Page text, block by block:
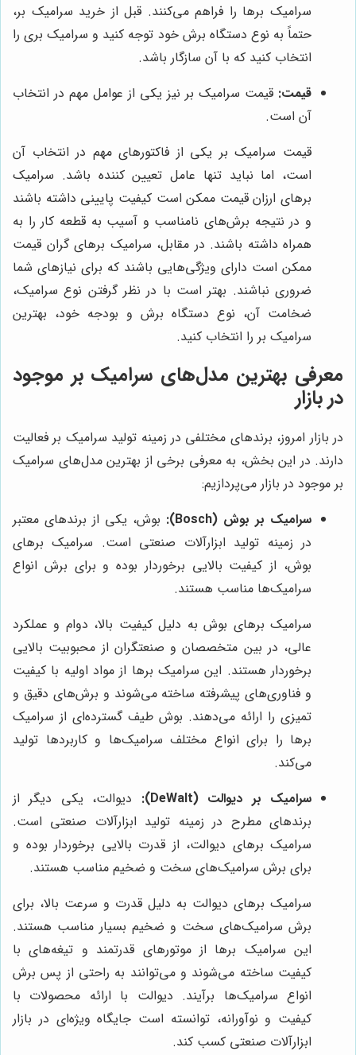
سرامیک برها را فراهم می‌کنند. قبل از خرید سرامیک بر،
حتماً به نوع دستگاه برش خود توجه کنید و سرامیک بری را
انتخاب کنید که با آن سازگار باشد.
قیمت: قیمت سرامیک بر نیز یکی از عوامل مهم در انتخاب
آن است.
قیمت سرامیک بر یکی از فاکتورهای مهم در انتخاب آن
است، اما نباید تنها عامل تعیین کننده باشد. سرامیک
برهای ارزان قیمت ممکن است کیفیت پایینی داشته باشند
و در نتیجه برش‌های نامناسب و آسیب به قطعه کار را به
همراه داشته باشند. در مقابل، سرامیک برهای گران قیمت
ممکن است دارای ویژگی‌هایی باشند که برای نیازهای شما
ضروری نباشند. بهتر است با در نظر گرفتن نوع سرامیک،
ضخامت آن، نوع دستگاه برش و بودجه خود، بهترین
سرامیک بر را انتخاب کنید.
معرفی بهترین مدل‌های سرامیک بر موجود
در بازار
در بازار امروز، برندهای مختلفی در زمینه تولید سرامیک بر فعالیت
دارند. در این بخش، به معرفی برخی از بهترین مدل‌های سرامیک
بر موجود در بازار می‌پردازیم:
سرامیک بر بوش (Bosch):
بوش، یکی از برندهای معتبر
در زمینه تولید ابزارآلات صنعتی است. سرامیک برهای
بوش، از کیفیت بالایی برخوردار بوده و برای برش انواع
سرامیک‌ها مناسب هستند.
سرامیک برهای بوش به دلیل کیفیت بالا، دوام و عملکرد
عالی، در بین متخصصان و صنعتگران از محبوبیت بالایی
برخوردار هستند. این سرامیک برها از مواد اولیه با کیفیت
و فناوری‌های پیشرفته ساخته می‌شوند و برش‌های دقیق و
تمیزی را ارائه می‌دهند. بوش طیف گسترده‌ای از سرامیک
برها را برای انواع مختلف سرامیک‌ها و کاربردها تولید
می‌کند.
سرامیک بر دیوالت (DeWalt):
دیوالت، یکی دیگر از
برندهای مطرح در زمینه تولید ابزارآلات صنعتی است.
سرامیک برهای دیوالت، از قدرت بالایی برخوردار بوده و
برای برش سرامیک‌های سخت و ضخیم مناسب هستند.
سرامیک برهای دیوالت به دلیل قدرت و سرعت بالا، برای
برش سرامیک‌های سخت و ضخیم بسیار مناسب هستند.
این سرامیک برها از موتورهای قدرتمند و تیغه‌های با
کیفیت ساخته می‌شوند و می‌توانند به راحتی از پس برش
انواع سرامیک‌ها برآیند. دیوالت با ارائه محصولات با
کیفیت و نوآورانه، توانسته است جایگاه ویژه‌ای در بازار
ابزارآلات صنعتی کسب کند.